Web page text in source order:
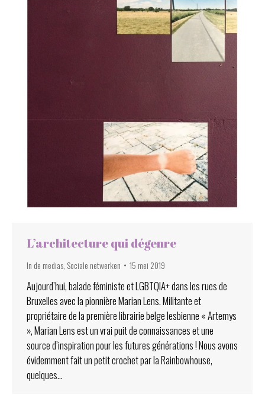
L’architecture qui dégenre
In de medias Sociale netwerken 15 mei 2019
Aujourd’hui, balade féministe et LGBTQIA+ dans les rues de
Bruxelles avec la pionnière Marian Lens. Militante et
propriétaire de la première librairie belge lesbienne « Artemys
», Marian Lens est un vrai puit de connaissances et une
source d’inspiration pour les futures générations ! Nous avons
évidemment fait un petit crochet par la Rainbowhouse,
quelques…